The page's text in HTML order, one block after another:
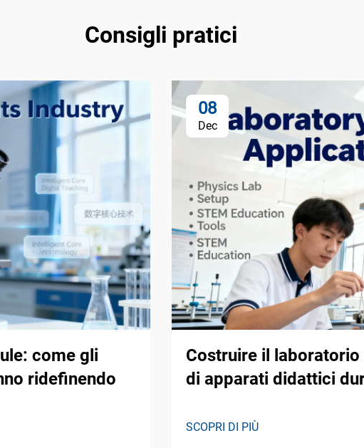
Consigli pratici
come gli
ridefinendo
08
Dec
Costruire il
di apparati didattici
SCOPRI DI PIÙ